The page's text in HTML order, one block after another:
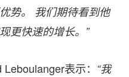
势。 我们期待看到他
更快速的增长。”
表示： “我